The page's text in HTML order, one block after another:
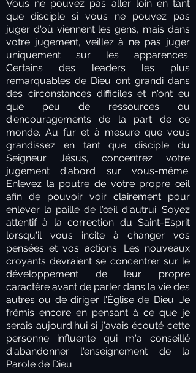
Vous ne pouvez pas aller loin en tant
que disciple si vous ne pouvez pas
juger d'où viennent les gens, mais dans
votre jugement, veillez à ne pas juger
uniquement sur les apparences.
Certains des leaders les plus
remarquables de Dieu ont grandi dans
des circonstances difficiles et n'ont eu
que peu de ressources ou
d'encouragements de la part de ce
monde. Au fur et à mesure que vous
grandissez en tant que disciple du
Seigneur Jésus, concentrez votre
jugement d'abord sur vous-même.
Enlevez la poutre de votre propre œil
afin de pouvoir voir clairement pour
enlever la paille de l'œil d'autrui. Soyez
attentif à la correction du Saint-Esprit
lorsqu'il vous incite à changer vos
pensées et vos actions. Les nouveaux
croyants devraient se concentrer sur le
développement de leur propre
caractère avant de parler dans la vie des
autres ou de diriger l'Église de Dieu. Je
frémis encore en pensant à ce que je
serais aujourd'hui si j'avais écouté cette
personne influente qui m'a conseillé
d'abandonner l'enseignement de la
Parole de Dieu.